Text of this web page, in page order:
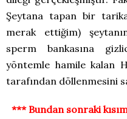
Şeytana tapan bir
merak ettiğim)
sperm bankasına
yöntemle hamile kalan
tarafından döllenmesini
*** Bundan sonraki